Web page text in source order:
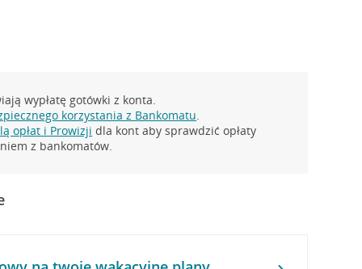
wypłatę gotówki z konta.
korzystania z Bankomatu.
opłat i Prowizji dla kont aby sprawdzić opłaty
z bankomatów.